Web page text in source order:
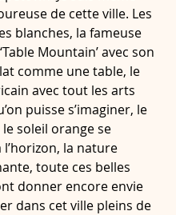
de cette ville. Les
blanches, la fameuse
Mountain’ avec son
comme une table, le
avec tout les arts
puisse s’imaginer, le
soleil orange se
la nature
toute ces belles
donner encore envie
dans cet ville pleins de